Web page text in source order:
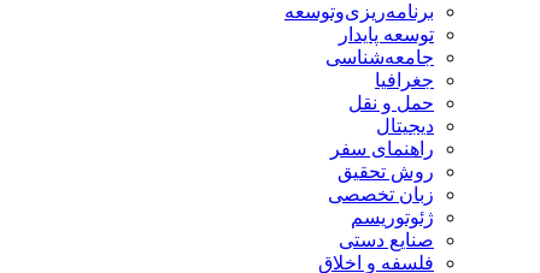
برنامه‌ریزی‌وتوسعه
توسعه پایدار
جامعه‌شناسی
جغرافیا
حمل و نقل
دیجیتال
راهنمای سفر
روش تحقیق
زبان تخصصی
ژئوتوریسم
صنایع دستی
فلسفه و اخلاق